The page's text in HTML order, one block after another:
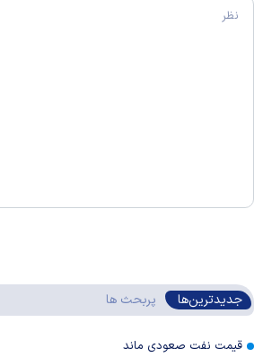
جدیدترین‌ها پربحث ها
قیمت نفت صعودی ماند